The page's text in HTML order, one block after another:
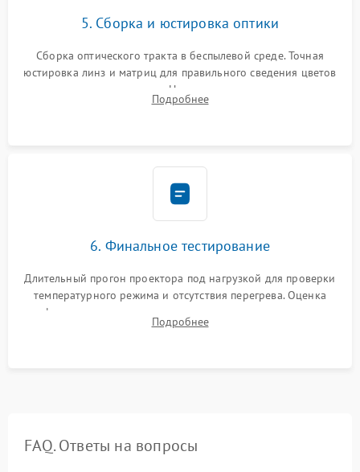
5. Сборка и юстировка оптики
Сборка оптического тракта в беспылевой среде. Точная
юстировка линз и матриц для правильного сведения цветов
и устранения размытия. Надежное подключение всех
шлейфов, установка датчиков и закрытие корпуса
Подробнее
6. Финальное тестирование
Длительный прогон проектора под нагрузкой для проверки
температурного режима и отсутствия перегрева. Оценка
фокуса, контрастности и цветопередачи на тестовых
таблицах. Проверка работы всех видеовходов и кнопок
Подробнее
FAQ. Ответы на вопросы